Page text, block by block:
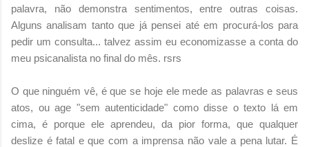
palavra, não demonstra sentimentos, entre outras coisas.
Alguns analisam tanto que já pensei até em procurá-los para
pedir um consulta... talvez assim eu economizasse a conta do
meu psicanalista no final do mês. rsrs
O que ninguém vê, é que se hoje ele mede as palavras e seus
atos, ou age "sem autenticidade" como disse o texto lá em
cima, é porque ele aprendeu, da pior forma, que qualquer
deslize é fatal e que com a imprensa não vale a pena lutar. É